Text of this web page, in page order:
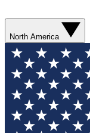
North America